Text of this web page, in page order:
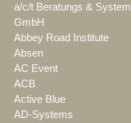
a/c/t Beratungs & System
GmbH
Abbey Road Institute
Absen
AC Event
ACB
Active Blue
AD-Systems